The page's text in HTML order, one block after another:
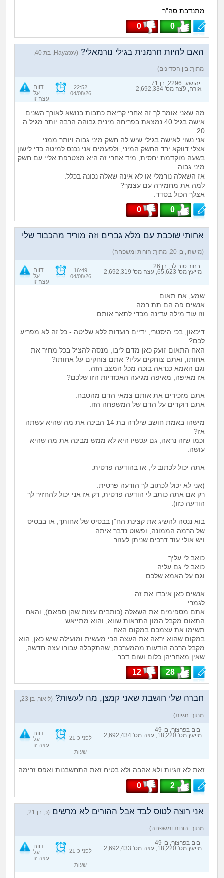
מתנדבת סה"ר
0
0
האם להיות חרמנית בגילי נורמאלי?
מתוך: בין הסדינים)
יהושע_2296, בן 71
אורח, עצה מס' 2,692,334
דווח
על
עצה זו
22:52
04/08/26
מה שאני אומר לך זה אחרי קריאת כתבות בנושא לאורך השנים.
אישה בגיל 40 נמצאת בפריחה מינית גבוהה הרבה יותר מגיל ה
20.
אני נשוי לאישה בגילי שיש לה חשק מיני גבוה ויותר ממני.
אצלי דווקא ירד החשק המיני, ולפעמים אני נכנס למיטה כדי לישון
בשעה מוקדמת יחסית, מיד אחרי זה היא מצטרפת אליי עם חשק
מיני גבוה.
אז השאלה נורמלי או לא אינה שאלה נכונה בכלל.
למה את מחמירה עם עצמך?
אצלך הכול בסדר.
0
0
אחותי שוכבת עם מלא גברים וזה מוריד מהכבוד שלי
(מישהו, בן 20, מתוך: הורות ומשפחה)
בחור טוב לב, בן 26
מייעץ מס' 65,623, עצה מס' 2,692,319
דווח
על
עצה זו
16:49
04/08/26
שמע, אח תאום:
אנשים פה הם תת רמה.
וזו עוד מילה עדינה מכדי לתאר אותם.
דיכאון, בכי היסטרי, ידיים רועדות ללא שליטה - כל זה לא מפריע
לכם?
האח התאום זועק כאן מדם ליבו, מנסה להציל בכל מחיר את
אחותו, ואתם צוחקים עליו? אתם צוחקים על אחותו?
וגם האמא כנראה בוכה מכל המצב הזה.
אז מאיפה, מאיפה מגיעה האכזריות הזו שלכם?
אתם מזכירים את אותם צמאי הדם מהטבח.
אתם רוקדים על הדם של המשפחה הזו.
מישהו באמת חושב שילדה בת 14 הבינה את מה שהיא עשתה
אז?
וכמו שזה נראה, גם עכשיו היא לא ממש מבינה את מה שהיא
עושה.
אתה יכול לכתוב לי, או בהודעה פרטית.
(אני לא יכול לכתוב לך הודעה פרטית.
רק אם אתה כותב לי הודעה פרטית, רק אז אני יכול להחזיר לך
הודעה כזו).
בוא ננסה להשיג את קצינת הח"ן בבסיס של אחותך, או בבסיס
של הרמה הממונה, ופשוט נדבר איתה.
ויש אולי עוד דרכים שניתן לעזור.
כואב לי עליך.
כואב לי גם עליה.
וגם על האמא שלכם.
אנשים כאן איבדו את זה.
לגמרי.
אתם מספימים את השאלה (כותבים עצות שהן ספאם), והאח
התאום מקבל המון התראות שווא, והוא מתייאש.
תשימו את עצמכם במקום האח.
במקום שהוא יראה את העצה הכי מעשית ומועילה שיש כאן, הוא
מקבל הרבה הודעות מהמערכת, שהתקבלה עבורו עצה חדשה,
שאין מאחריהן כלום ושום דבר.
28
12
חברה שלי חושבת שאני קמצן, מה לעשות? (ליאור, בן 23,
מתוך: זוגיות)
בום בפרצוף, בן 49
מייעץ מס' 18,220, עצה מס' 2,692,434
דווח
על
עצה זו
לפני כ-21
שעות
זאת לא זוגיות ולא אהבה ולא בטיח זאת התחשבנות ואפס זרימה
2
0
אני רוצה לטוס לבד אבל ההורים לא מרשים
מתוך: הורות ומשפחה)
בום בפרצוף, בן 49
מייעץ מס' 18,220, עצה מס' 2,692,433
דווח
על
עצה זו
לפני כ-21
שעות